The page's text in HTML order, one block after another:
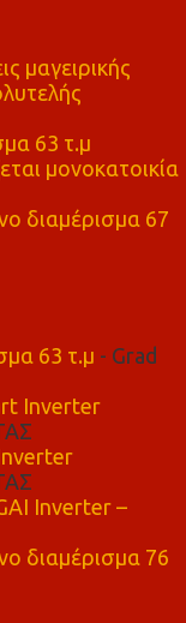
μαγειρικής
63 τ.μ
μονοκατοικία
διαμέρισμα 67
63 τ.μ - Grad
Inverter
Inverter –
διαμέρισμα 76